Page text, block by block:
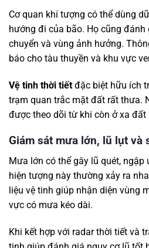
Cơ quan khí tượng có thể dùng
hướng đi của bão. Họ cũng
chuyển và vùng ảnh hưởng.
báo cho tàu thuyền và khu vực
Vệ tinh thời tiết đặc biệt hữu ích
trạm quan trắc mặt đất rất thưa.
được theo dõi từ khi còn ở xa đất
Giám sát mưa lớn, lũ lụt và
Mưa lớn có thể gây lũ quét,
hiện tượng này thường xảy ra
liệu vệ tinh giúp nhận diện vùng
vực có mưa kéo dài.
Khi kết hợp với radar thời tiết và